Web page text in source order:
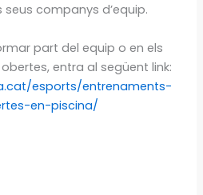
companys d’equip.
part del equip o en els
entra al següent link:
esports/entrenaments-
en-piscina/